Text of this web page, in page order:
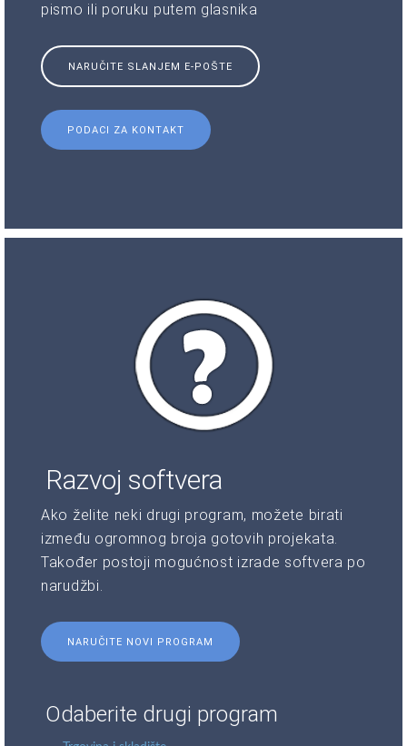
pismo ili poruku putem glasnika
NARUČITE SLANJEM E-POŠTE
PODACI ZA KONTAKT
Razvoj softvera
Ako želite neki drugi program, možete birati
između ogromnog broja gotovih projekata.
Također postoji mogućnost izrade softvera po
narudžbi.
NARUČITE NOVI PROGRAM
Odaberite drugi program